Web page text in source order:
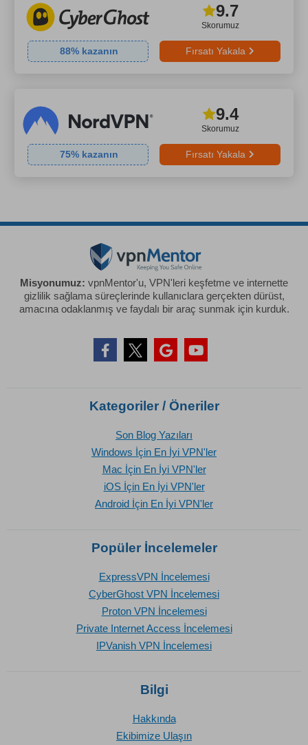
Skorumuz
9.7
88% kazanın Fırsatı Yakala
Skorumuz
9.4
75% kazanın Fırsatı Yakala
Misyonumuz: vpnMentor'u, VPN'leri keşfetme ve internette
gizlilik sağlama süreçlerinde kullanıclara gerçekten dürüst,
amacına odaklanmış ve faydalı bir araç sunmak için kurduk.
Kategoriler / Öneriler
Son Blog Yazıları
Windows İçin En İyi VPN'ler
Mac İçin En İyi VPN'ler
iOS İçin En İyi VPN'ler
Android İçin En İyi VPN'ler
Popüler İncelemeler
ExpressVPN İncelemesi
CyberGhost VPN İncelemesi
Proton VPN İncelemesi
Private Internet Access İncelemesi
IPVanish VPN İncelemesi
Bilgi
Hakkında
Ekibimize Ulaşın